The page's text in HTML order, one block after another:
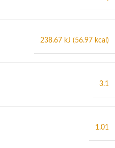
238.67 kJ (56.97 kcal)
3.1
1.01